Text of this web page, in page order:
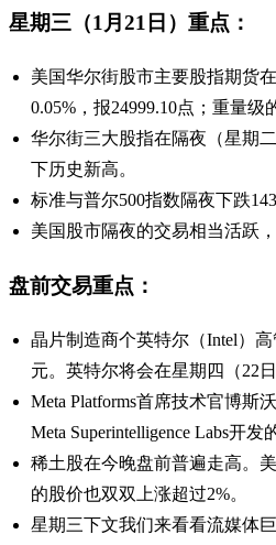
星期三（1月21日）重点：
美国华尔街股市主要股指期货
0.05%，报24999.10点；重量级
华尔街三大股指在隔夜（星期
下历史新高。
标准与普尔500指数隔夜下跌
美国股市隔夜的交易相当活跃
盘前交易重点：
晶片制造商个英特尔（Intel）
元。英特尔将会在星期四（22
Meta Platforms首席技术官博
Meta Superintelligence Labs开
稀土股在今晚盘前普遍走高。
的股价也双双上涨超过2%。
星期三下文我们来看看流媒体